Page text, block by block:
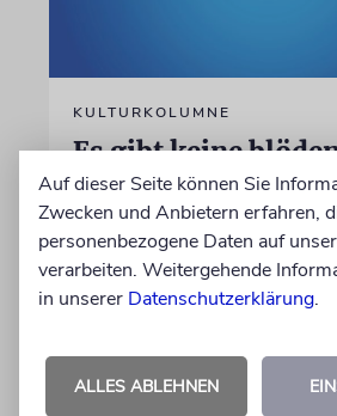
KULTURKOLUMNE
Es gibt keine
Die schmerzhafte Erinnerung
Gerechte
von Laura Cazés
Auf dieser Seite können Sie
Zwecken und Anbietern erfahren,
personenbezogene Daten auf
verarbeiten. Weitergehende
in unserer Datenschutzerklärung.
ALLES ABLEHNEN